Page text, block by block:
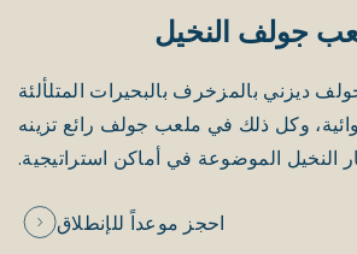
جولف النخيل
ديزني بالمزخرف بالبحيرات المتلألئة
وكل ذلك في ملعب جولف رائع تزينه
النخيل الموضوعة في أماكن استراتيجية.
احجز موعداً للإنطلاق